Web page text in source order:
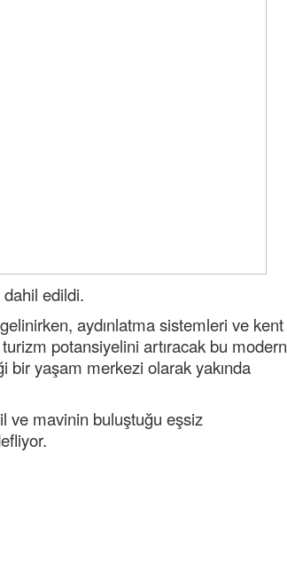
edildi.
aydınlatma sistemleri ve kent
potansiyelini artıracak bu modern
bir yaşam merkezi olarak yakında
ve mavinin buluştuğu eşsiz